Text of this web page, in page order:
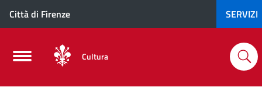
Città di Firenze SERVIZI
Cultura